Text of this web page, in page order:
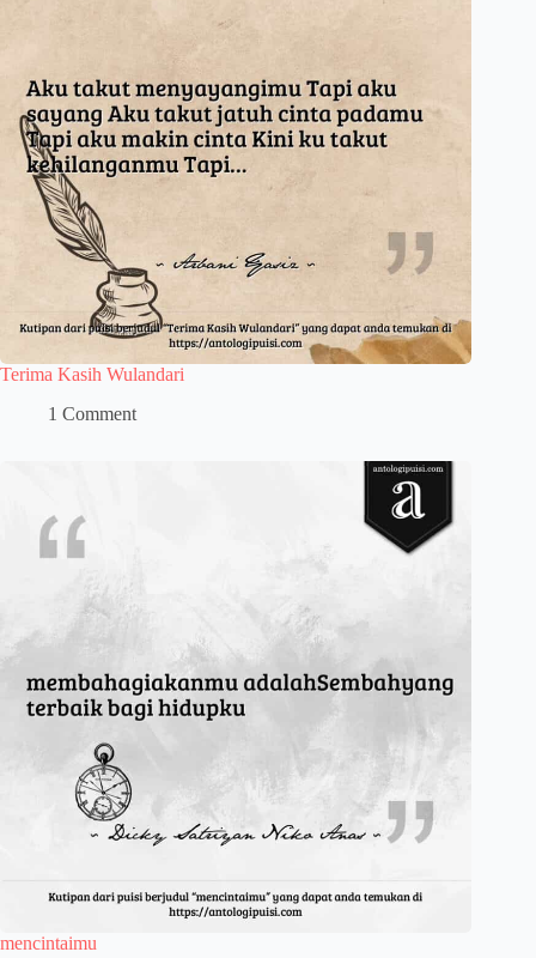
Terima Kasih Wulandari
1 Comment
mencintaimu